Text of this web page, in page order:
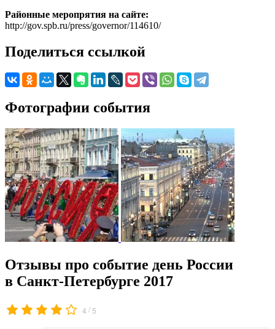
Районные меропрятия на сайте:
http://gov.spb.ru/press/governor/114610/
Поделиться ссылкой
Фотографии события
Отзывы про событие день России
в Санкт-Петербурге 2017
4 / 5